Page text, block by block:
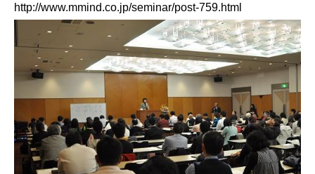
http://www.mmind.co.jp/seminar/post-759.html